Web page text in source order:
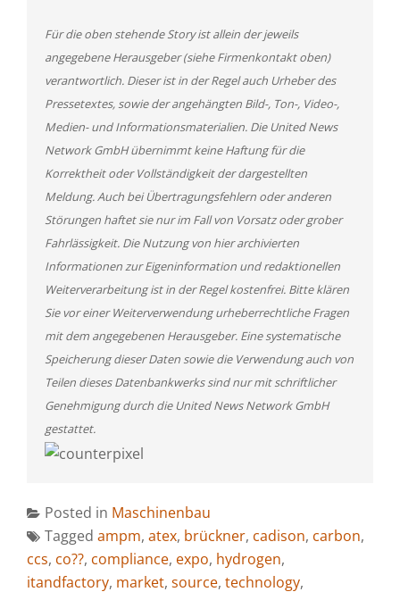
Für die oben stehende Story ist allein der jeweils
angegebene Herausgeber (siehe Firmenkontakt oben)
verantwortlich. Dieser ist in der Regel auch Urheber des
Pressetextes, sowie der angehängten Bild-, Ton-, Video-,
Medien- und Informationsmaterialien. Die United News
Network GmbH übernimmt keine Haftung für die
Korrektheit oder Vollständigkeit der dargestellten
Meldung. Auch bei Übertragungsfehlern oder anderen
Störungen haftet sie nur im Fall von Vorsatz oder grober
Fahrlässigkeit. Die Nutzung von hier archivierten
Informationen zur Eigeninformation und redaktionellen
Weiterverarbeitung ist in der Regel kostenfrei. Bitte klären
Sie vor einer Weiterverwendung urheberrechtliche Fragen
mit dem angegebenen Herausgeber. Eine systematische
Speicherung dieser Daten sowie die Verwendung auch von
Teilen dieses Datenbankwerks sind nur mit schriftlicher
Genehmigung durch die United News Network GmbH
gestattet.
Posted in Maschinenbau
Tagged ampm, atex, brückner, cadison, carbon,
ccs, co??, compliance, expo, hydrogen,
itandfactory, market, source, technology,